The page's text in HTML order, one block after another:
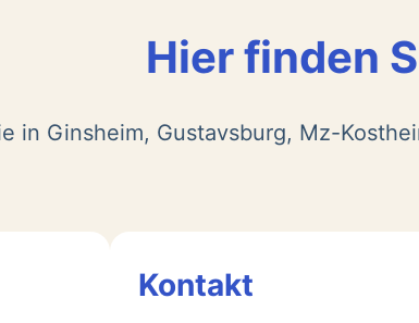
Hier finden
in Ginsheim, Gustavsburg, Mz-
Kontakt